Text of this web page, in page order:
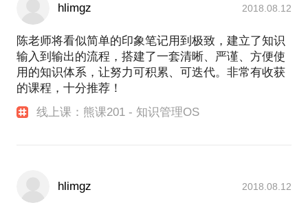
hlimgz 2018.08.12
陈老师将看似简单的印象笔记用到极致，建立了知识
输入到输出的流程，搭建了一套清晰、严谨、方便使
用的知识体系，让努力可积累、可迭代。非常有收获
的课程，十分推荐！
线上课：熊课201 - 知识管理OS
hlimgz 2018.08.12